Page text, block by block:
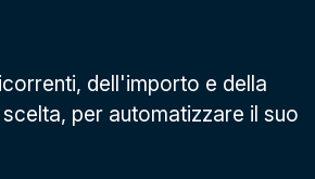
dell'importo e della
per automatizzare il suo